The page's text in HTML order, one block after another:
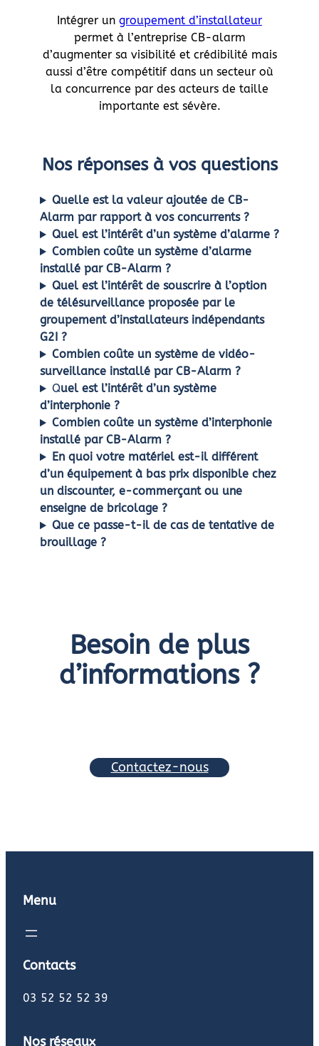
Intégrer un groupement d’installateur
permet à l’entreprise CB-alarm
d’augmenter sa visibilité et crédibilité mais
aussi d’être compétitif dans un secteur où
la concurrence par des acteurs de taille
importante est sévère.
Nos réponses à vos questions
Quelle est la valeur ajoutée de CB-
Alarm par rapport à vos concurrents ?
Quel est l’intérêt d’un système d’alarme ?
Combien coûte un système d’alarme
installé par CB-Alarm ?
Quel est l’intérêt de souscrire à l’option
de télésurveillance proposée par le
groupement d’installateurs indépendants
G2I ?
Combien coûte un système de vidéo-
surveillance installé par CB-Alarm ?
Quel est l’intérêt d’un système
d’interphonie ?
Combien coûte un système d’interphonie
installé par CB-Alarm ?
En quoi votre matériel est-il différent
d’un équipement à bas prix disponible chez
un discounter, e-commerçant ou une
enseigne de bricolage ?
Que ce passe-t-il de cas de tentative de
brouillage ?
Besoin de plus
d’informations ?
Contactez-nous
Menu
Contacts
03 52 52 52 39
Nos réseaux